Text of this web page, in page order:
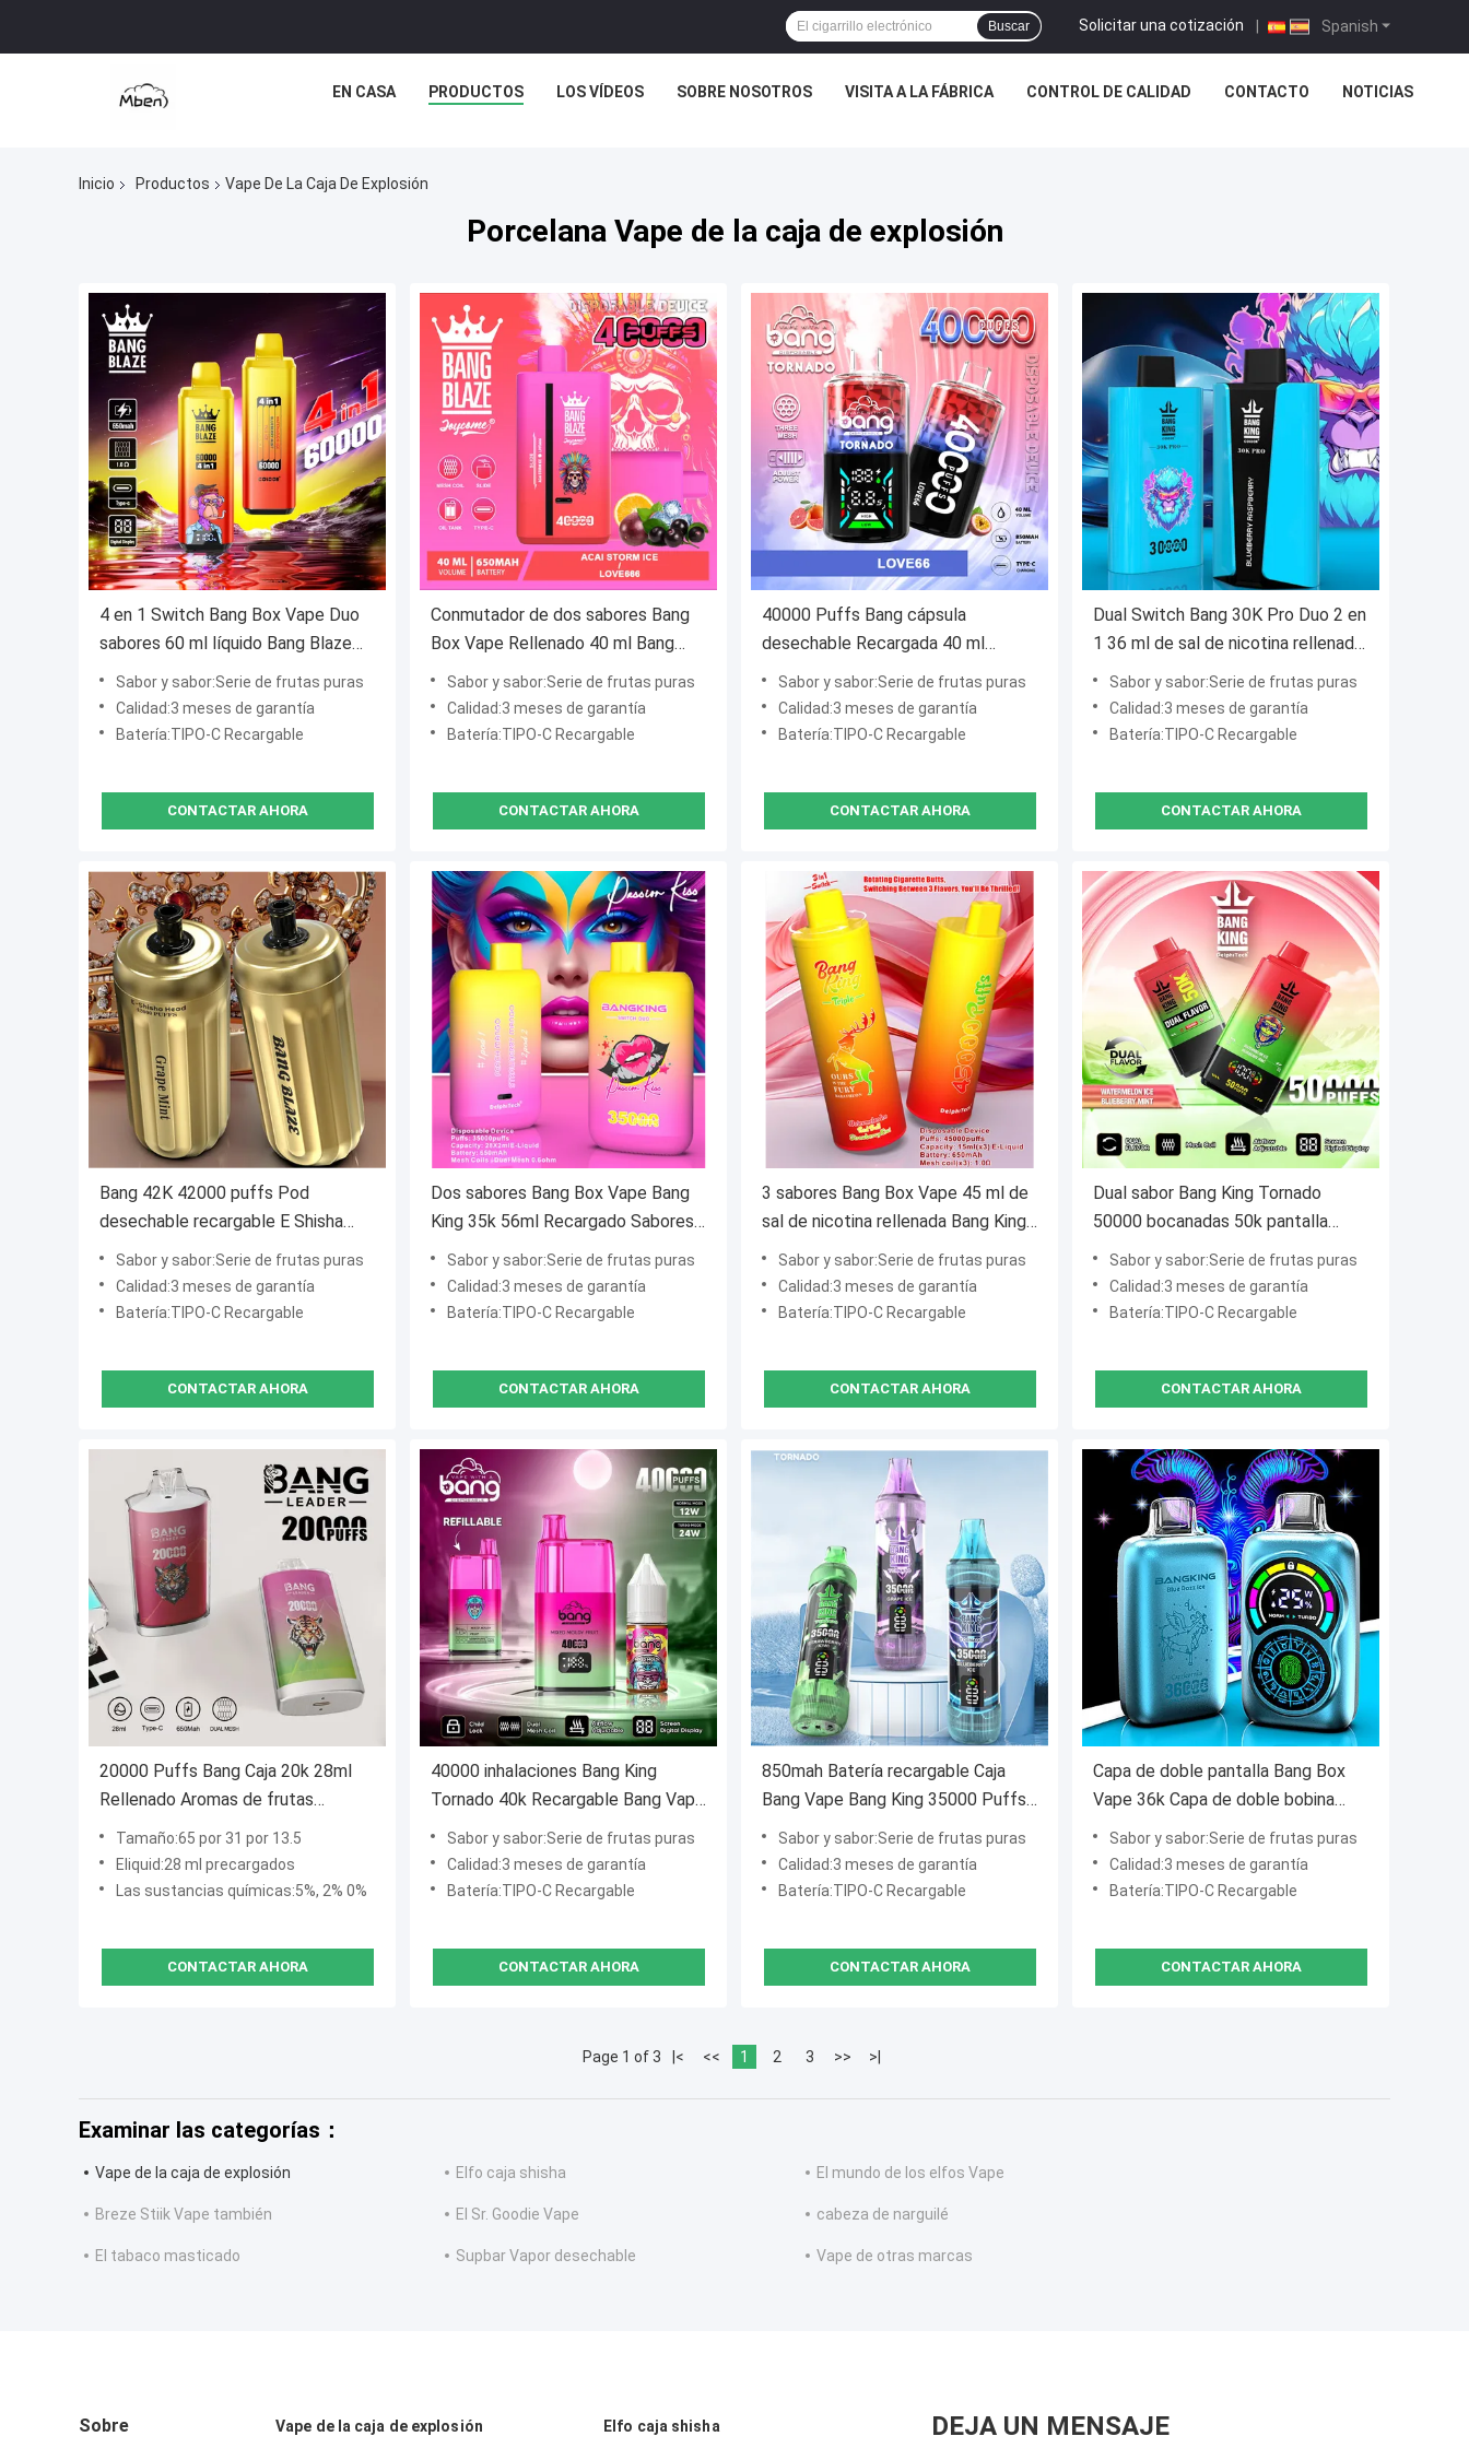
Spanish
Solicitar una cotización |
Buscar
EN CASA PRODUCTOS LOS VÍDEOS SOBRE NOSOTROS VISITA A LA FÁBRICA CONTROL DE CALIDAD CONTACTO NOTICIAS
Inicio Productos Vape De La Caja De Explosión
Porcelana Vape de la caja de explosión
4 en 1 Switch Bang Box Vape Duo
sabores 60 ml líquido Bang Blaze
60kSabor y sabor:Serie de frutas puras
Calidad:3 meses de garantía
Batería:TIPO-C Recargable
CONTACTAR AHORA
Conmutador de dos sabores Bang
Box Vape Rellenado 40 ml Bang
Blaze 40000 líquido DUO 2 en 1
Sabor y sabor:Serie de frutas puras
Calidad:3 meses de garantía
Batería:TIPO-C Recargable
CONTACTAR AHORA
40000 Puffs Bang cápsula
desechable Recargada 40 ml
líquido ligero portátil
Sabor y sabor:Serie de frutas puras
Calidad:3 meses de garantía
Batería:TIPO-C Recargable
CONTACTAR AHORA
Dual Switch Bang 30K Pro Duo 2 en
1 36 ml de sal de nicotina rellenada
con sabores puros de frutas
Sabor y sabor:Serie de frutas puras
Calidad:3 meses de garantía
Batería:TIPO-C Recargable
CONTACTAR AHORA
Bang 42K 42000 puffs Pod
desechable recargable E Shisha
cabeza 1000mah
Sabor y sabor:Serie de frutas puras
Calidad:3 meses de garantía
Batería:TIPO-C Recargable
CONTACTAR AHORA
Dos sabores Bang Box Vape Bang
King 35k 56ml Recargado Sabores
de frutas puras Sabor recargable
Sabor y sabor:Serie de frutas puras
Calidad:3 meses de garantía
Batería:TIPO-C Recargable
CONTACTAR AHORA
3 sabores Bang Box Vape 45 ml de
sal de nicotina rellenada Bang King
45k 3 bobina de malla
Sabor y sabor:Serie de frutas puras
Calidad:3 meses de garantía
Batería:TIPO-C Recargable
CONTACTAR AHORA
Dual sabor Bang King Tornado
50000 bocanadas 50k pantalla
digital 50ml rellenado
Sabor y sabor:Serie de frutas puras
Calidad:3 meses de garantía
Batería:TIPO-C Recargable
CONTACTAR AHORA
20000 Puffs Bang Caja 20k 28ml
Rellenado Aromas de frutas
desechables
Tamaño:65 por 31 por 13.5
Eliquid:28 ml precargados
Las sustancias químicas:5%, 2% 0%
CONTACTAR AHORA
40000 inhalaciones Bang King
Tornado 40k Recargable Bang Vape
Pen desechable 650mah Batería
Sabor y sabor:Serie de frutas puras
Calidad:3 meses de garantía
Batería:TIPO-C Recargable
CONTACTAR AHORA
850mah Batería recargable Caja
Bang Vape Bang King 35000 Puffs
Ecigarette Dust Cap Diseño
Sabor y sabor:Serie de frutas puras
Calidad:3 meses de garantía
Batería:TIPO-C Recargable
CONTACTAR AHORA
Capa de doble pantalla Bang Box
Vape 36k Capa de doble bobina
36ml Sal de nicotina rellenada
Sabor y sabor:Serie de frutas puras
Calidad:3 meses de garantía
Batería:TIPO-C Recargable
CONTACTAR AHORA
Page 1 of 3 |< << 1 2 3 >> >|
Examinar las categorías：
Vape de la caja de explosión Elfo caja shisha El mundo de los elfos Vape
Breze Stiik Vape también El Sr. Goodie Vape cabeza de narguilé
El tabaco masticado Supbar Vapor desechable Vape de otras marcas
Sobre Vape de la caja de explosión Elfo caja shisha DEJA UN MENSAJE